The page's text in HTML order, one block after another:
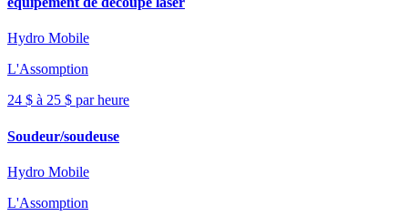
Hydro Mobile
L'Assomption
24 $ à 25 $ par heure
Soudeur/soudeuse
Hydro Mobile
L'Assomption